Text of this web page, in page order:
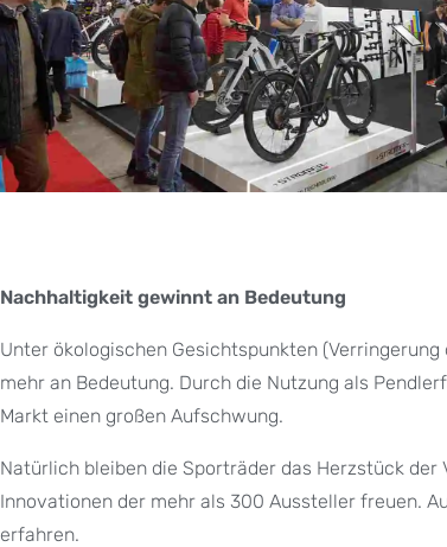
Nachhaltigkeit gewinnt an Bedeutung
Unter ökologischen Gesichtspunkten
mehr an Bedeutung. Durch die Nutzung als
Markt einen großen Aufschwung.
Natürlich bleiben die Sporträder das Herzstück der
Innovationen der mehr als 300 Aussteller freuen.
erfahren.